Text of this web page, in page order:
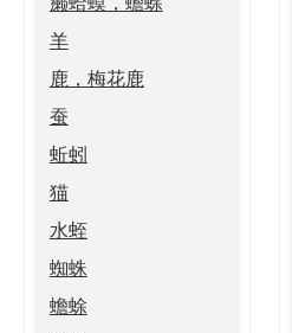
羊
鹿，梅花鹿
蚕
蚯蚓
猫
水蛭
蜘蛛
蟾蜍